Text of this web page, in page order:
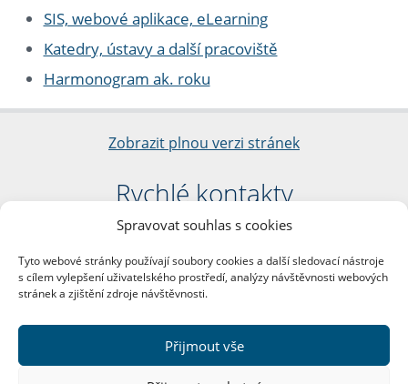
Spravovat souhlas s cookies
Tyto webové stránky používají soubory cookies a další sledovací nástroje
s cílem vylepšení uživatelského prostředí, analýzy návštěvnosti webových
stránek a zjištění zdroje návštěvnosti.
Přijmout vše
SIS, webové aplikace, eLearning
Katedry, ústavy a další pracoviště
Harmonogram ak. roku
Zobrazit plnou verzi stránek
Rychlé kontakty
Filozofická fakulta
nám. Jana Palacha 1/2
116 38 Praha 1
DIČ: CZ00216208
Další kontakty